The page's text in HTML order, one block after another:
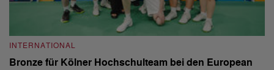
INTERNATIONAL
Bronze für Kölner Hochschulteam bei den European